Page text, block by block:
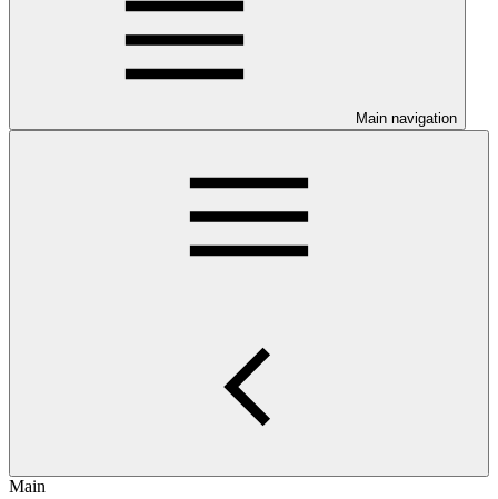
Main navigation
Main